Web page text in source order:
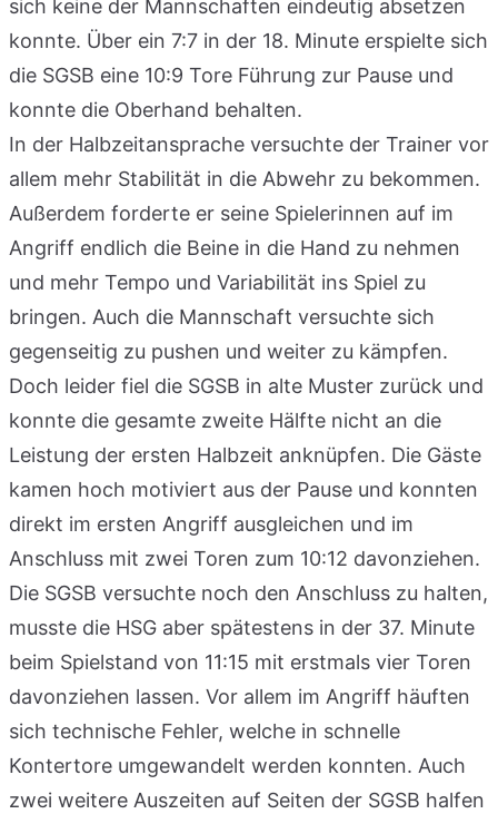
sich keine der Mannschaften eindeutig absetzen
konnte. Über ein 7:7 in der 18. Minute erspielte sich
die SGSB eine 10:9 Tore Führung zur Pause und
konnte die Oberhand behalten.
In der Halbzeitansprache versuchte der Trainer vor
allem mehr Stabilität in die Abwehr zu bekommen.
Außerdem forderte er seine Spielerinnen auf im
Angriff endlich die Beine in die Hand zu nehmen
und mehr Tempo und Variabilität ins Spiel zu
bringen. Auch die Mannschaft versuchte sich
gegenseitig zu pushen und weiter zu kämpfen.
Doch leider fiel die SGSB in alte Muster zurück und
konnte die gesamte zweite Hälfte nicht an die
Leistung der ersten Halbzeit anknüpfen. Die Gäste
kamen hoch motiviert aus der Pause und konnten
direkt im ersten Angriff ausgleichen und im
Anschluss mit zwei Toren zum 10:12 davonziehen.
Die SGSB versuchte noch den Anschluss zu halten,
musste die HSG aber spätestens in der 37. Minute
beim Spielstand von 11:15 mit erstmals vier Toren
davonziehen lassen. Vor allem im Angriff häuften
sich technische Fehler, welche in schnelle
Kontertore umgewandelt werden konnten. Auch
zwei weitere Auszeiten auf Seiten der SGSB halfen